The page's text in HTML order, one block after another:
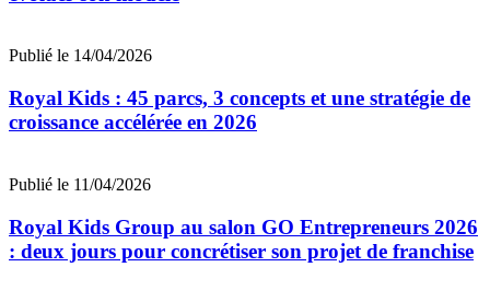
Publié le 14/04/2026
Royal Kids : 45 parcs, 3 concepts et une stratégie de
croissance accélérée en 2026
Publié le 11/04/2026
Royal Kids Group au salon GO Entrepreneurs 2026
: deux jours pour concrétiser son projet de franchise